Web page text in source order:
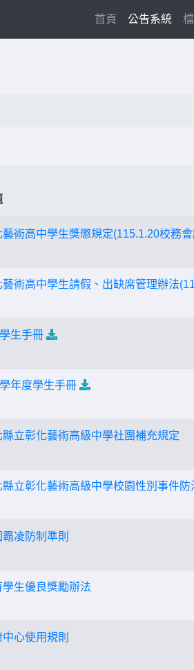
首頁(current)
公告系統
藝術高中學生獎懲規定(115.1.20校務
藝術高中學生請假、出缺席管理辦法
生手冊
年度學生手冊
縣立彰化藝術高級中學社團補充規定
縣立彰化藝術高級中學校園性別事件防
凌防制準則
學生優良獎勵辦法
心使用規則